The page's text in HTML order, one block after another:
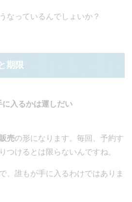
なっているんでしょいか？
期限
入るかは運しだい
売の形になります。毎回、予約す
つけるとは限らないんですね。
、誰もが手に入るわけではありま